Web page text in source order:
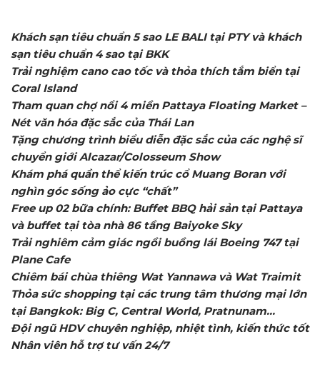
Khách sạn tiêu chuẩn 5 sao LE BALI tại PTY và khách
sạn tiêu chuẩn 4 sao tại BKK
Trải nghiệm cano cao tốc và thỏa thích tắm biển tại
Coral Island
Tham quan chợ nổi 4 miền Pattaya Floating Market –
Nét văn hóa đặc sắc của Thái Lan
Tặng chương trình biểu diễn đặc sắc của các nghệ sĩ
chuyển giới Alcazar/Colosseum Show
Khám phá quần thể kiến trúc cổ Muang Boran với
nghìn góc sống ảo cực “chất”
Free up 02 bữa chính: Buffet BBQ hải sản tại Pattaya
và buffet tại tòa nhà 86 tầng Baiyoke Sky
Trải nghiêm cảm giác ngồi buồng lái Boeing 747 tại
Plane Cafe
Chiêm bái chùa thiêng Wat Yannawa và Wat Traimit
Thỏa sức shopping tại các trung tâm thương mại lớn
tại Bangkok: Big C, Central World, Pratnunam…
Đội ngũ HDV chuyên nghiệp, nhiệt tình, kiến thức tốt
Nhân viên hỗ trợ tư vấn 24/7